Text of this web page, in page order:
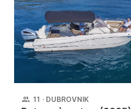
11 · DUBROVNIK